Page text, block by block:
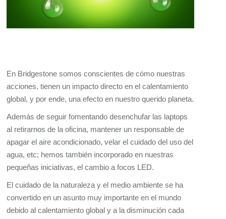
En Bridgestone somos conscientes de cómo nuestras
acciones, tienen un impacto directo en el calentamiento
global, y por ende, una efecto en nuestro querido planeta.
Además de seguir fomentando desenchufar las laptops
al retirarnos de la oficina, mantener un responsable de
apagar el aire acondicionado, velar el cuidado del uso del
agua, etc; hemos también incorporado en nuestras
pequeñas iniciativas, el cambio a focos LED.
El cuidado de la naturaleza y el medio ambiente se ha
convertido en un asunto muy importante en el mundo
debido al calentamiento global y a la disminución cada